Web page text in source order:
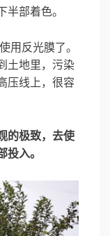
部着色。
用反光膜了。
土地里，污染
压线上，很容
的极致，去使
入。